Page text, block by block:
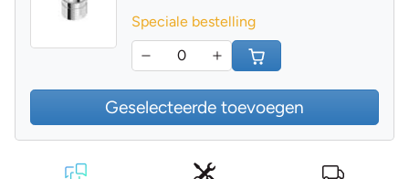
Speciale bestelling
Geselecteerde toevoegen